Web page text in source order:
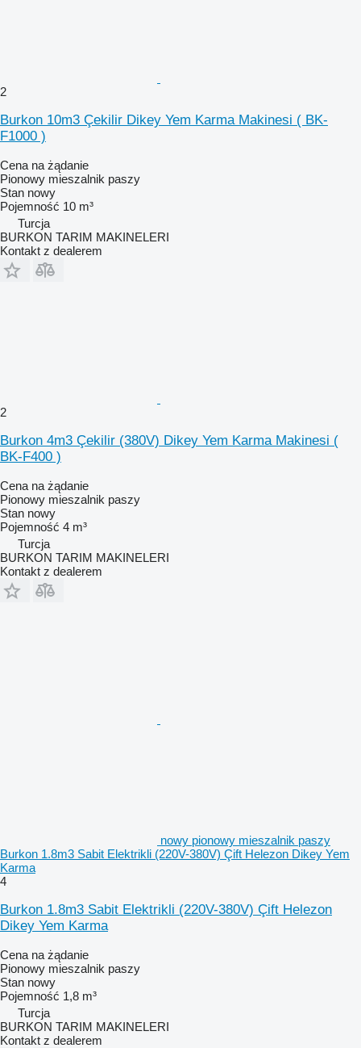
2
Burkon 10m3 Çekilir Dikey Yem Karma Makinesi ( BK-
F1000 )
Cena na żądanie
Pionowy mieszalnik paszy
Stan nowy
Pojemność 10 m³
Turcja
BURKON TARIM MAKINELERI
Kontakt z dealerem
2
Burkon 4m3 Çekilir (380V) Dikey Yem Karma Makinesi (
BK-F400 )
Cena na żądanie
Pionowy mieszalnik paszy
Stan nowy
Pojemność 4 m³
Turcja
BURKON TARIM MAKINELERI
Kontakt z dealerem
nowy pionowy mieszalnik paszy
Burkon 1.8m3 Sabit Elektrikli (220V-380V) Çift Helezon Dikey Yem
Karma
4
Burkon 1.8m3 Sabit Elektrikli (220V-380V) Çift Helezon
Dikey Yem Karma
Cena na żądanie
Pionowy mieszalnik paszy
Stan nowy
Pojemność 1,8 m³
Turcja
BURKON TARIM MAKINELERI
Kontakt z dealerem